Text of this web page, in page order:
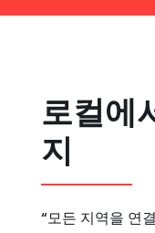
로컬에
지
“모든 지역을 연